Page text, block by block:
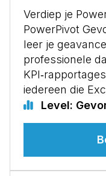
Verdiep je
PowerPivot
leer je
professionele
iedereen die
Level: